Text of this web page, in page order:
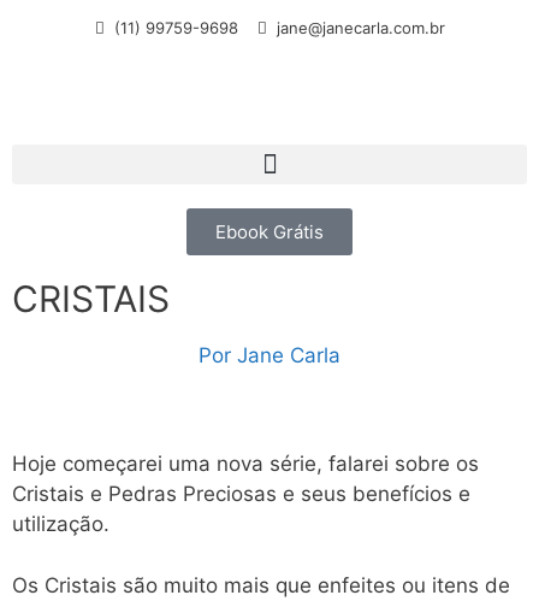
(11) 99759-9698 jane@janecarla.com.br
Ebook Grátis
CRISTAIS
Por Jane Carla
Hoje começarei uma nova série, falarei sobre os
Cristais e Pedras Preciosas e seus benefícios e
utilização.
Os Cristais são muito mais que enfeites ou itens de